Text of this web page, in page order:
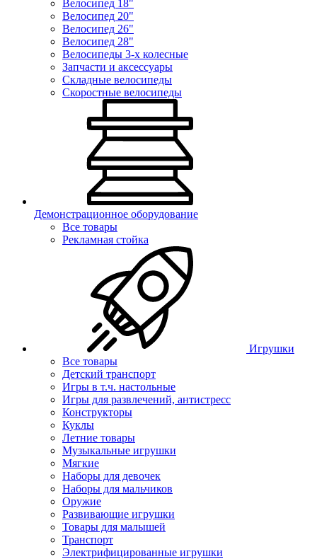
Велосипед 18"
Велосипед 20"
Велосипед 26"
Велосипед 28"
Велосипеды 3-х колесные
Запчасти и аксессуары
Складные велосипеды
Скоростные велосипеды
Демонстрационное оборудование
Все товары
Рекламная стойка
Игрушки
Все товары
Детский транспорт
Игры в т.ч. настольные
Игры для развлечений, антистресс
Конструкторы
Куклы
Летние товары
Музыкальные игрушки
Мягкие
Наборы для девочек
Наборы для мальчиков
Оружие
Развивающие игрушки
Товары для малышей
Транспорт
Электрифицированные игрушки